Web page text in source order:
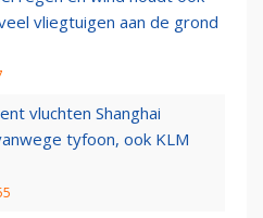
vliegtuigen aan de grond
vluchten Shanghai
tyfoon, ook KLM